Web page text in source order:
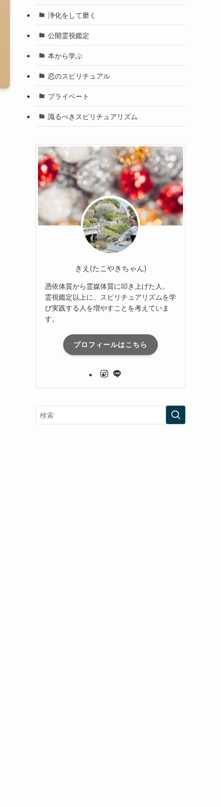
浄化をして磨く
公開霊視鑑定
本から学ぶ
恋のスピリチュアル
プライベート
識るべきスピリチュアリズム
きえ(たこやきちゃん)
憑依体質から霊媒体質に叩き上げた人。
霊視鑑定以上に、スピリチュアリズムを学
び実践する人を増やすことを考えていま
す。
プロフィールはこちら